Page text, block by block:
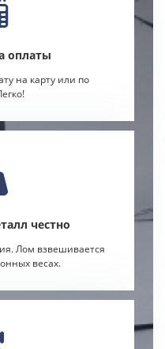
оплаты
на карту или по
честно
Лом взвешивается
весах.